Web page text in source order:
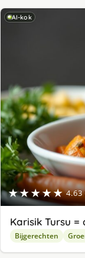
AI-kok
★★★★★ 4.63
Karisik Tursu
Bijgerechten